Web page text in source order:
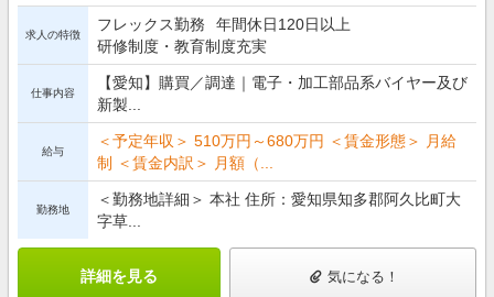
求人の特徴
フレックス勤務
年間休日120日以上
研修制度・教育制度充実
仕事内容
【愛知】購買／調達｜電子・加工部品系バイヤー及び
新製...
給与
＜予定年収＞ 510万円～680万円 ＜賃金形態＞ 月給
制 ＜賃金内訳＞ 月額（...
勤務地
＜勤務地詳細＞ 本社 住所：愛知県知多郡阿久比町大
字草...
詳細を見る 気になる！